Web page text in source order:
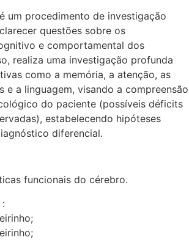
um procedimento de investigação
questões sobre os
e comportamental dos
realiza uma investigação profunda
como a memória, a atenção, as
e a linguagem, visando a compreensão
do paciente (possíveis déficits
estabelecendo hipóteses
diferencial.
funcionais do cérebro.